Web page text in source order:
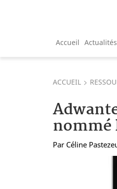
Accueil Actualités
ACCUEIL
nommé
Par Céline